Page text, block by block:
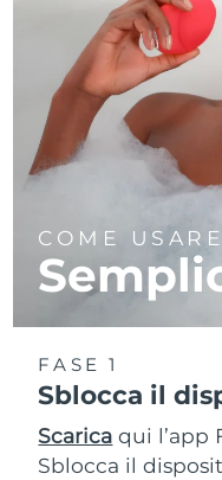
COME
FASE 1
Sblocca il
Scarica qui l’app
Sblocca il